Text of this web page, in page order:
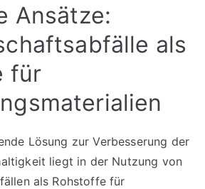
Ansätze:
als
für
Lösung zur Verbesserung der
liegt in der Nutzung von
als Rohstoffe für